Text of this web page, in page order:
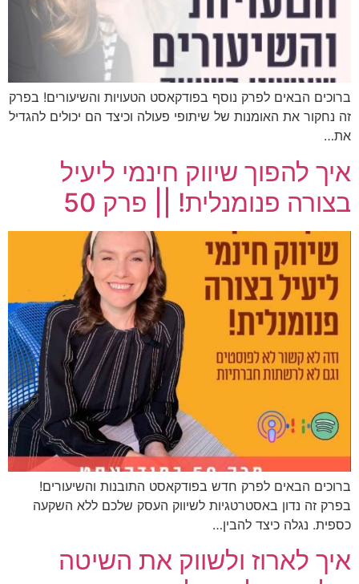
ברוכים הבאים לפרק נוסף בפודקאסט הטעויות והשיעורים! בפרק
זה נחקור את האומנות של שיתופי פעולה וכיצד הם יכולים להגדיל
את…
איך להפוך שיווק חינמי ליעיל
בצורה פנומנלית! || פרק 50
ברוכים הבאים לפרק חדש בפודקאסט התובנות והשיעורים!
בפרק זה נדון באסטרטגיות לשיווק העסק שלכם ללא השקעה
כספית. נגלה כיצד להבין…
איך לארוז ולשווק את השיטה